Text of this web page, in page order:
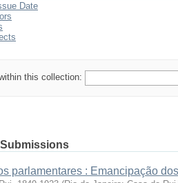
Date
this collection:
parlamentares : Emancipação